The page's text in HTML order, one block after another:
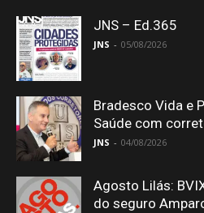
JNS – Ed.365
JNS - 05/08/2026
Bradesco Vida e
Saúde com
JNS - 04/08/2026
Agosto Lilás:
do seguro